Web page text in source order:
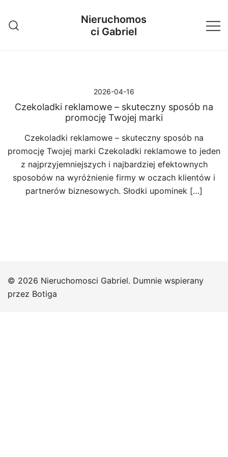
treści
Nieruchomos
ci Gabriel
2026-04-16
Czekoladki reklamowe – skuteczny sposób na
promocję Twojej marki
Czekoladki reklamowe – skuteczny sposób na
promocję Twojej marki Czekoladki reklamowe to jeden
z najprzyjemniejszych i najbardziej efektownych
sposobów na wyróżnienie firmy w oczach klientów i
partnerów biznesowych. Słodki upominek […]
© 2026 Nieruchomosci Gabriel. Dumnie wspierany
przez Botiga